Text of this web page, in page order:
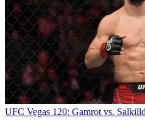
UFC Vegas 120: Gamrot vs.